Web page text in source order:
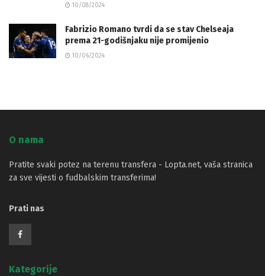
10/08/2024
Fabrizio Romano tvrdi da se stav Chelseaja
prema 21-godišnjaku nije promijenio
10/06/2024
O nama
Pratite svaki potez na terenu transfera - Lopta.net, vaša stranica
za sve vijesti o fudbalskim transferima!
Prati nas
Kategorije